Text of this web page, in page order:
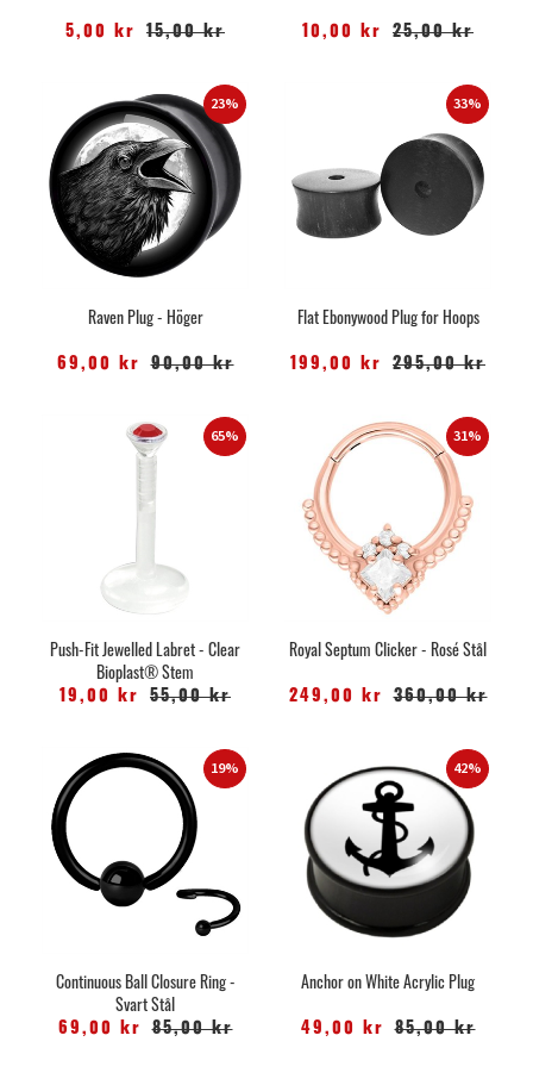
5,00 kr 15,00 kr 10,00 kr 25,00 kr
23%
Raven Plug - Höger
69,00 kr 90,00 kr
33%
Flat Ebonywood Plug for Hoops
199,00 kr 295,00 kr
65%
Push-Fit Jewelled Labret - Clear
Bioplast® Stem
19,00 kr 55,00 kr
31%
Royal Septum Clicker - Rosé Stål
249,00 kr 360,00 kr
19%
Continuous Ball Closure Ring -
Svart Stål
69,00 kr 85,00 kr
42%
Anchor on White Acrylic Plug
49,00 kr 85,00 kr